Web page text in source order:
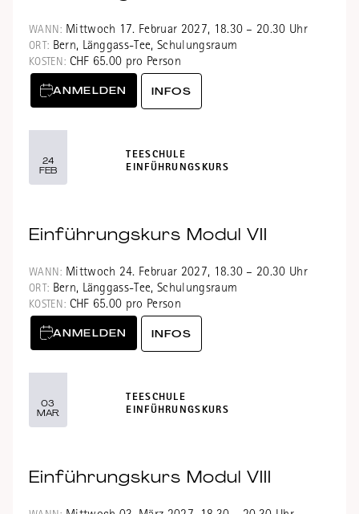
WANN: Mittwoch 17. Februar 2027, 18.30 – 20.30 Uhr
ORT: Bern, Länggass-Tee, Schulungsraum
KOSTEN: CHF 65.00 pro Person
ANMELDEN INFOS
24
FEB
TEESCHULE
EINFÜHRUNGSKURS
Einführungskurs Modul VII
WANN: Mittwoch 24. Februar 2027, 18.30 – 20.30 Uhr
ORT: Bern, Länggass-Tee, Schulungsraum
KOSTEN: CHF 65.00 pro Person
ANMELDEN INFOS
03
MAR
TEESCHULE
EINFÜHRUNGSKURS
Einführungskurs Modul VIII